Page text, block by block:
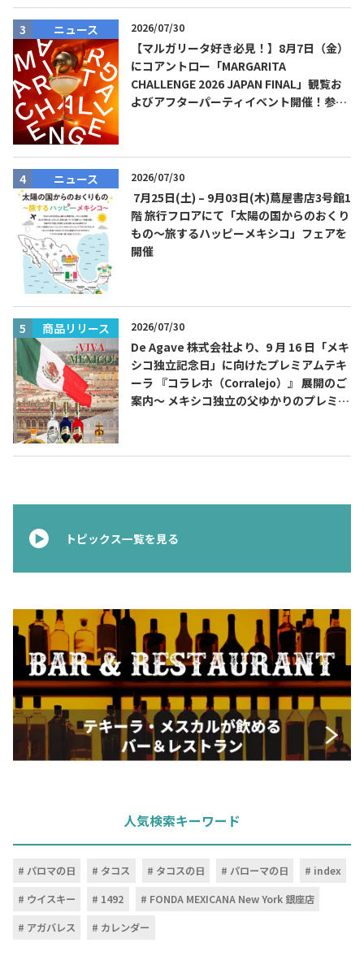
ニュース 2026/07/30
【マルガリータ好き必見！】8月7日（金）
にコアントロー「MARGARITA
CHALLENGE 2026 JAPAN FINAL」観覧お
よびアフターパーティイベント開催！参加
ニュース 2026/07/30
7月25日(土) – 9月03日(木)蔦屋書店3号館1
階 旅行フロアにて「太陽の国からのおくり
もの～旅するハッピーメキシコ」フェアを
開催
商品リリース 2026/07/30
De Agave 株式会社より、9 月 16 日「メキ
シコ独立記念日」に向けたプレミアムテキ
ーラ 『コラレホ（Corralejo）』 展開のご
案内〜 メキシコ独立の父ゆかりのプレミア
トピックス一覧を見る
人気検索キーワード
パロマの日 タコス タコスの日 パローマの日
index
ウイスキー
1492
FONDA MEXICANA New York 銀座店
アガバレス
カレンダー